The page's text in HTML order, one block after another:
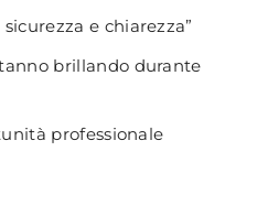
e chiarezza”
brillando durante
professionale